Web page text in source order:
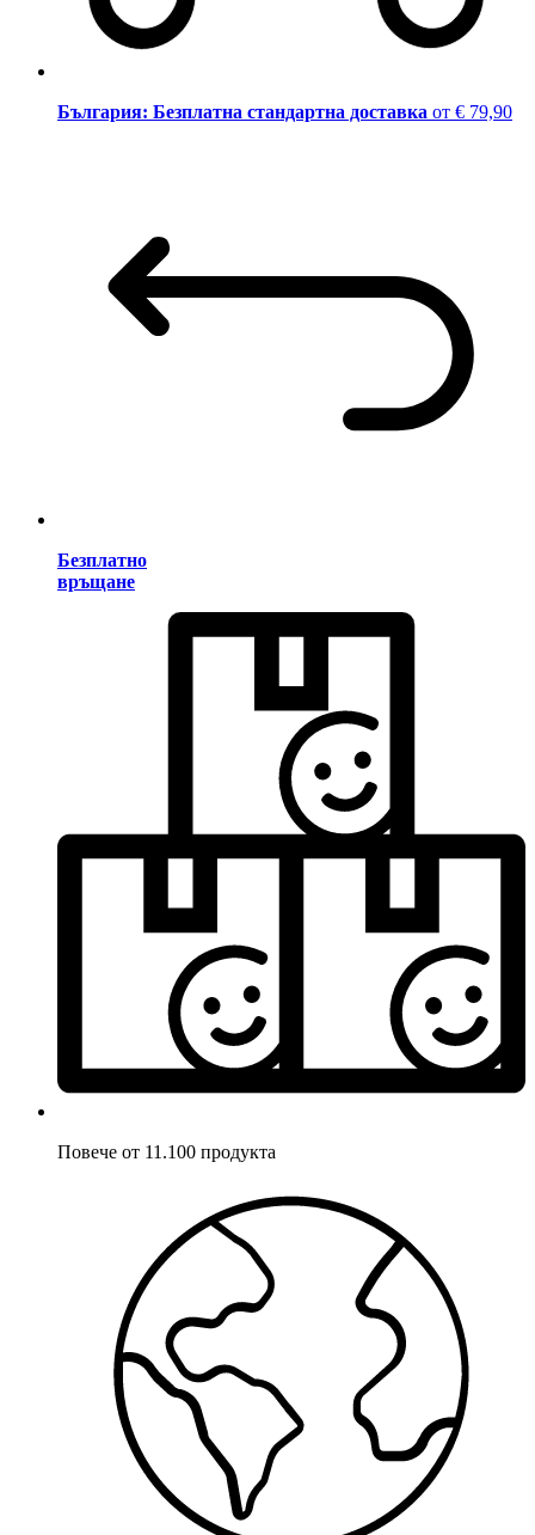
България: Безплатна стандартна доставка от € 79,90
Безплатно
връщане
Повече от 11.100 продукта